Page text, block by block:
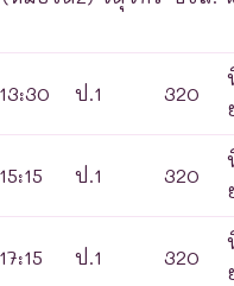
13:30 ป.1 320
15:15 ป.1 320
17:15 ป.1 320